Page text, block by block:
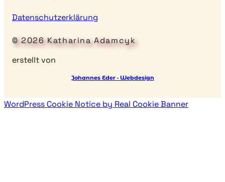
Datenschutzerklärung
© 2026 Katharina Adamcyk
erstellt von
Johannes Eder · Webdesign
WordPress Cookie Notice by Real Cookie Banner